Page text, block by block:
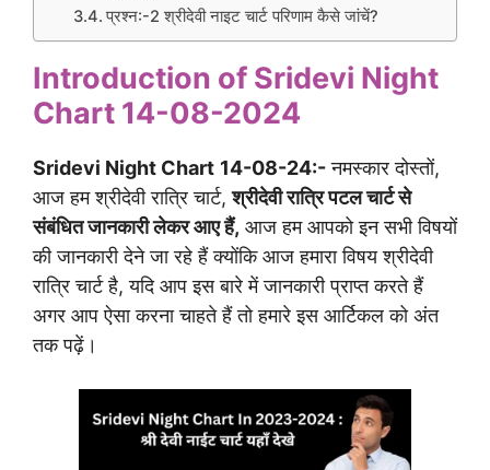
प्रश्न:-2 श्रीदेवी नाइट चार्ट परिणाम कैसे जांचें?
Introduction of Sridevi Night
Chart 14-08-2024
Sridevi Night Chart 14-08-24:-नमस्कार दोस्तों,
आज हम श्रीदेवी रात्रि चार्ट,श्रीदेवी रात्रि पटल चार्ट से
संबंधित जानकारी लेकर आए हैं, आज हम आपको इन सभी विषयों
की जानकारी देने जा रहे हैं क्योंकि आज हमारा विषय श्रीदेवी
रात्रि चार्ट है, यदि आप इस बारे में जानकारी प्राप्त करते हैं
अगर आप ऐसा करना चाहते हैं तो हमारे इस आर्टिकल को अंत
तक पढ़ें।